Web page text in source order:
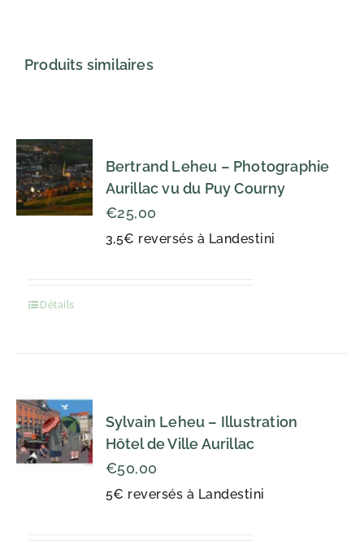
Produits similaires
Bertrand Leheu – Photographie
Aurillac vu du Puy Courny
3,5€ reversés à Landestini
€25,00
Détails
Sylvain Leheu – Illustration
Hôtel de Ville Aurillac
5€ reversés à Landestini
€50,00